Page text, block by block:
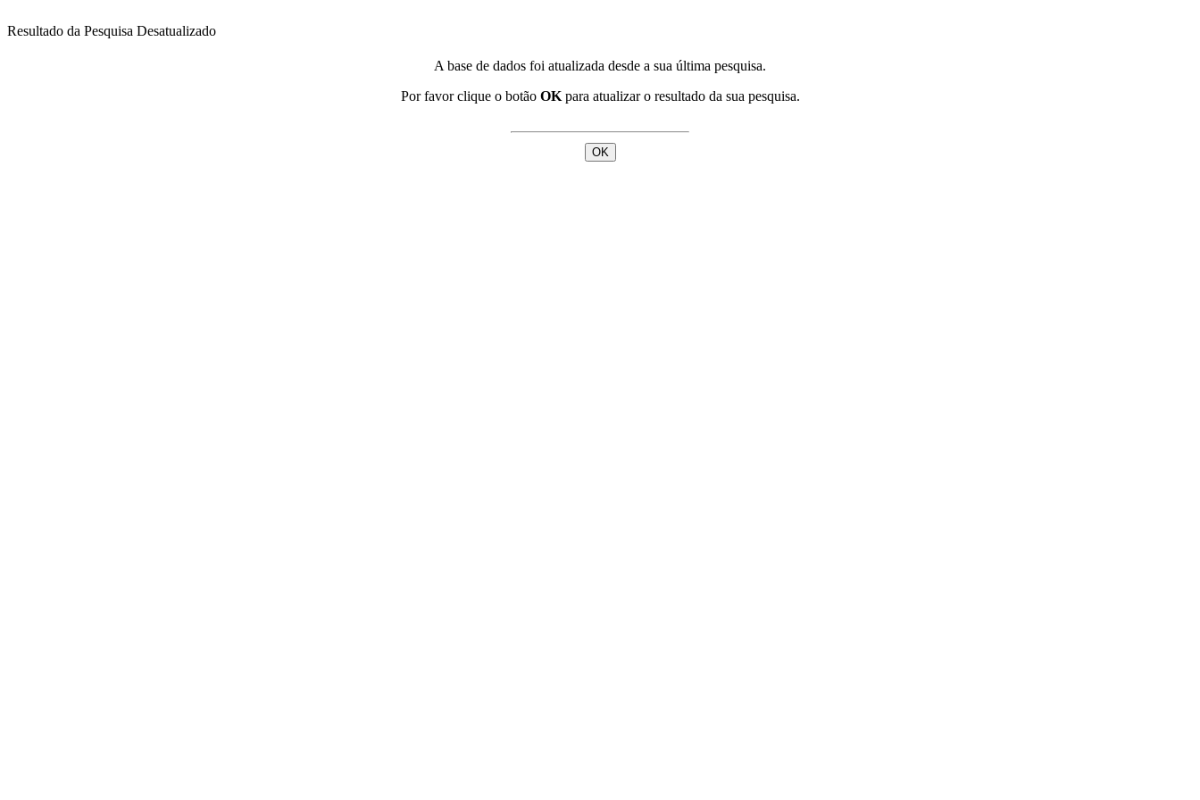
Resultado da Pesquisa Desatualizado
A base de dados foi atualizada desde a sua última pesquisa.
Por favor clique o botão OKpara atualizar o resultado da sua pesquisa.